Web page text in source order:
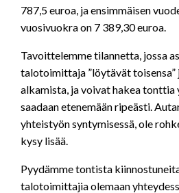
787,5 euroa, ja ensimmäisen
vuosivuokra on 7 389,30 euroa.
Tavoittelemme tilannetta, jossa
talotoimittaja ”löytävät toisensa”
alkamista, ja voivat hakea tonttia
saadaan etenemään ripeästi.
yhteistyön syntymisessä, ole
kysy lisää.
Pyydämme tontista
talotoimittajia olemaan